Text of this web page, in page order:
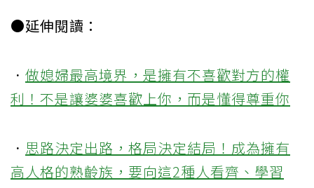
●延伸閱讀：
． 做媳婦最高境界，是擁有不喜歡對方的權
利！不是讓婆婆喜歡上你，而是懂得尊重你
． 思路決定出路，格局決定結局！成為擁有
高人格的熟齡族，要向這2種人看齊、學習